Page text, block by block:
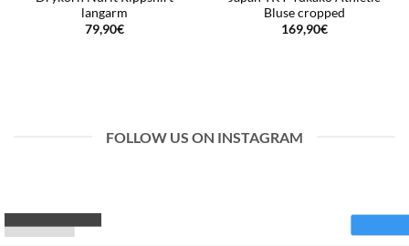
langarm
79,90€
Bluse cropped
169,90€
FOLLOW US ON INSTAGRAM